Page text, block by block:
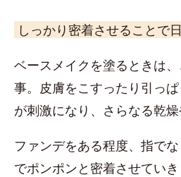
しっかり密着させることで
ベースメイクを塗るときは
事。皮膚をこすったり引っ
が刺激になり、さらなる乾燥
ファンデをある程度、指で
でポンポンと密着させてい